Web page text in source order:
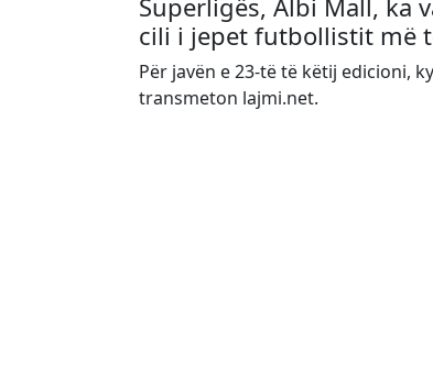
Superligës, Albi Mall, ka
cili i jepet futbollistit më
Për javën e 23-të të këtij edicioni,
transmeton lajmi.net.